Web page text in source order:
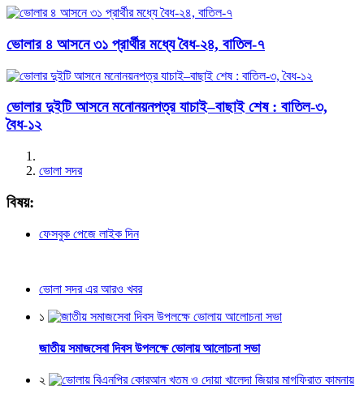
ভোলার ৪ আসনে ৩১ প্রার্থীর মধ্যে বৈধ-২৪, বাতিল-৭
ভোলার দুইটি আসনে মনোনয়নপত্র যাচাই–বাছাই শেষ : বাতিল-৩,
বৈধ-১২
ভোলা সদর
বিষয়:
ফেসবুক পেজে লাইক দিন
ভোলা সদর এর আরও খবর
১
জাতীয় সমাজসেবা দিবস উপলক্ষে ভোলায় আলোচনা সভা
২